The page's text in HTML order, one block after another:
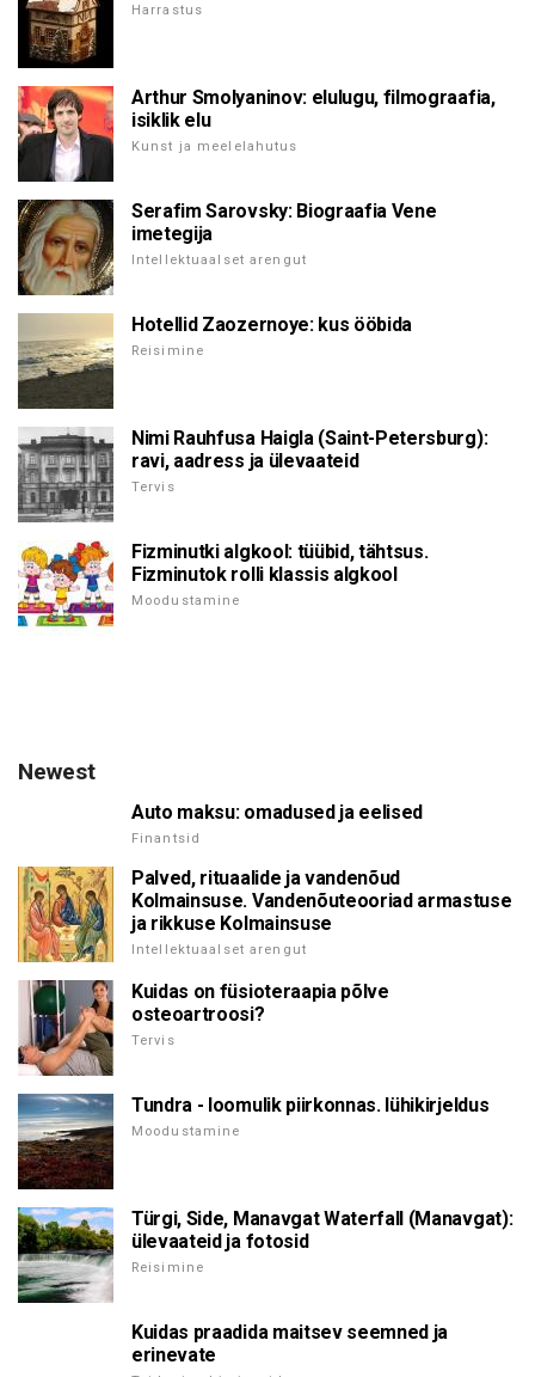
Harrastus
Arthur Smolyaninov: elulugu, filmograafia,
isiklik elu
Kunst ja meelelahutus
Serafim Sarovsky: Biograafia Vene
imetegija
Intellektuaalset arengut
Hotellid Zaozernoye: kus ööbida
Reisimine
Nimi Rauhfusa Haigla (Saint-Petersburg):
ravi, aadress ja ülevaateid
Tervis
Fizminutki algkool: tüübid, tähtsus.
Fizminutok rolli klassis algkool
Moodustamine
Newest
Auto maksu: omadused ja eelised
Finantsid
Palved, rituaalide ja vandenõud
Kolmainsuse. Vandenõuteooriad armastuse
ja rikkuse Kolmainsuse
Intellektuaalset arengut
Kuidas on füsioteraapia põlve
osteoartroosi?
Tervis
Tundra - loomulik piirkonnas. lühikirjeldus
Moodustamine
Türgi, Side, Manavgat Waterfall (Manavgat):
ülevaateid ja fotosid
Reisimine
Kuidas praadida maitsev seemned ja
erinevate